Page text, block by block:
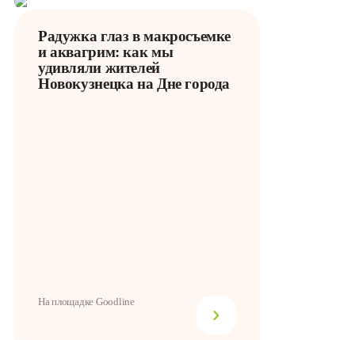
Радужка глаз в макросъемке
и аквагрим: как мы
удивляли жителей
Новокузнецка на Дне города
На площадке Goodline